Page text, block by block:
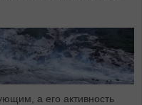
а его активность